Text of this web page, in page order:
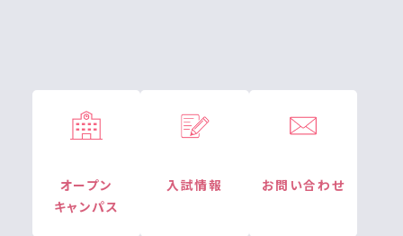
オープン
キャンパス
入試情報 お問い合わせ